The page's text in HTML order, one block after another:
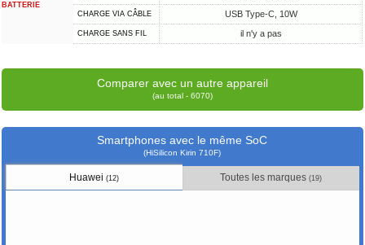
BATTERIE
CHARGE VIA CÂBLE USB Type-C, 10W
CHARGE SANS FIL il n'y a pas
Comparer avec un autre appareil
(au total - 6070)
Smartphones avec le même SoC
(HiSilicon Kirin 710F)
Huawei(12) Toutes les marques(19)